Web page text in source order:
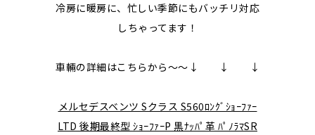
冷房に暖房に、忙しい季節にもバッチリ対応
しちゃってます！
車輛の詳細はこちらから～～↓ ↓ ↓
メルセデスベンツ Sクラス S560ﾛﾝｸﾞｼｮｰﾌｧｰ
LTD 後期最終型 ｼｮｰﾌｧｰP 黒ﾅｯﾊﾟ革 ﾊﾟﾉﾗﾏSR